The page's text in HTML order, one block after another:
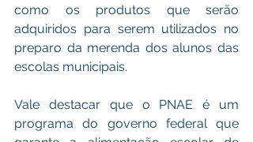
como os produtos que serão
adquiridos para serem utilizados no
preparo da merenda dos alunos das
escolas municipais.
Vale destacar que o PNAE é um
programa do governo federal que